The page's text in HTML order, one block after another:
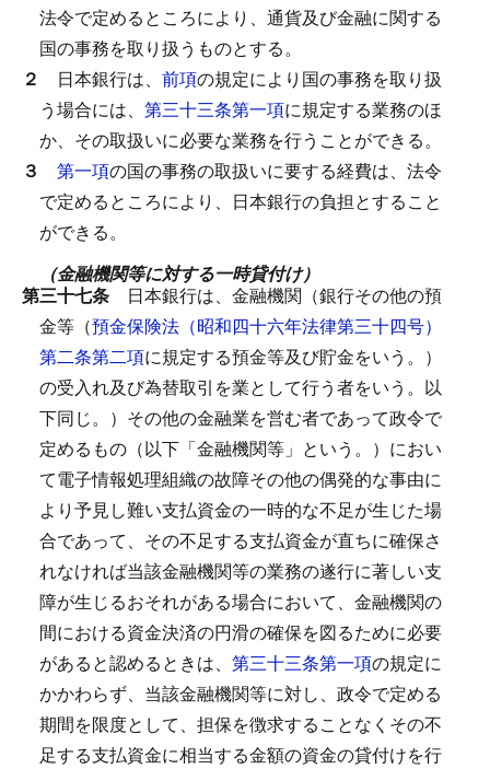
法令で定めるところにより、通貨及び金融に関する
国の事務を取り扱うものとする。
２ 日本銀行は、 前項の規定により国の事務を取り扱
う場合には、 第三十三条第一項に規定する業務のほ
か、その取扱いに必要な業務を行うことができる。
３ 第一項の国の事務の取扱いに要する経費は、法令
で定めるところにより、日本銀行の負担とすること
ができる。
（金融機関等に対する一時貸付け）
第三十七条 日本銀行は、金融機関（銀行その他の預
金等（預金保険法（昭和四十六年法律第三十四号）
第二条第二項に規定する預金等及び貯金をいう。）
の受入れ及び為替取引を業として行う者をいう。以
下同じ。）その他の金融業を営む者であって政令で
定めるもの（以下「金融機関等」という。）におい
て電子情報処理組織の故障その他の偶発的な事由に
より予見し難い支払資金の一時的な不足が生じた場
合であって、その不足する支払資金が直ちに確保さ
れなければ当該金融機関等の業務の遂行に著しい支
障が生じるおそれがある場合において、金融機関の
間における資金決済の円滑の確保を図るために必要
があると認めるときは、 第三十三条第一項の規定に
かかわらず、当該金融機関等に対し、政令で定める
期間を限度として、担保を徴求することなくその不
足する支払資金に相当する金額の資金の貸付けを行